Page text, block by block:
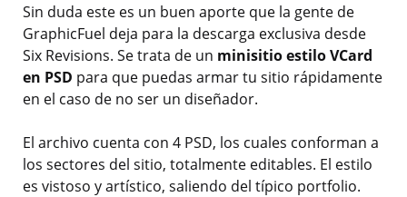
Sin duda este es un buen aporte que la gente de
GraphicFuel deja para la descarga exclusiva desde
Six Revisions. Se trata de un minisitio estilo VCard
en PSD para que puedas armar tu sitio rápidamente
en el caso de no ser un diseñador.
El archivo cuenta con 4 PSD, los cuales conforman a
los sectores del sitio, totalmente editables. El estilo
es vistoso y artístico, saliendo del típico portfolio.